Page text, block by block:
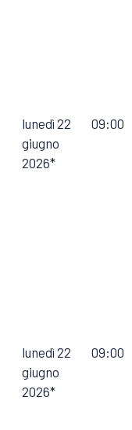
lunedì 22
giugno
2026*
09:00
lunedì 22
giugno
2026*
09:00